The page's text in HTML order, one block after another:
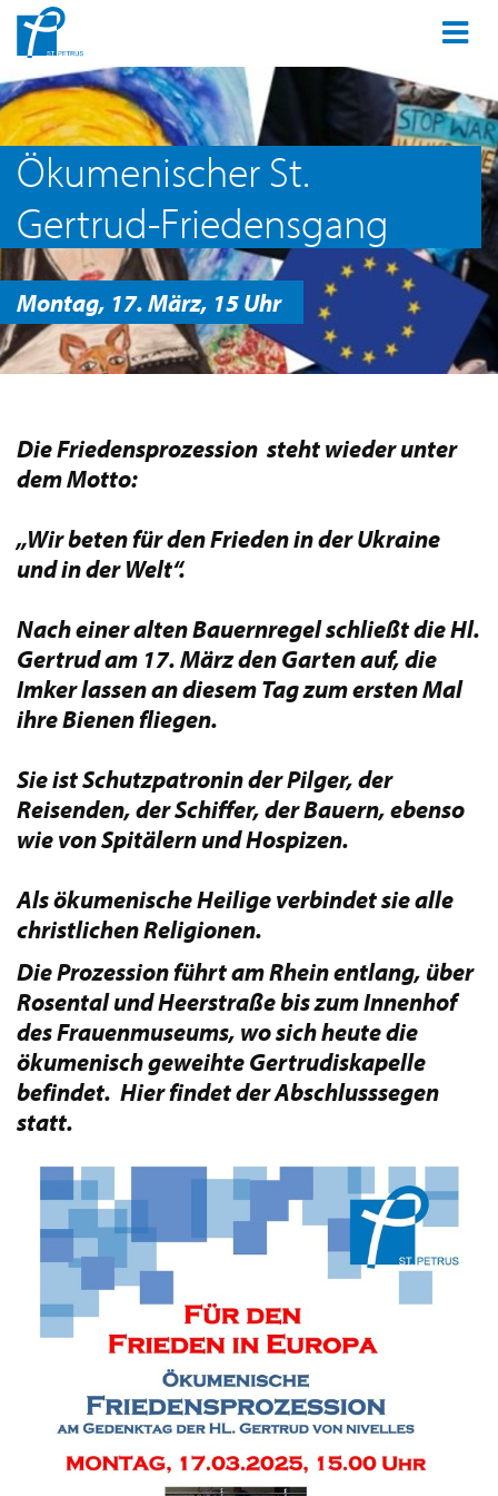
Ökumenischer St.
Gertrud-Friedensgang
Montag, 17. März, 15 Uhr
Die Friedensprozession steht wieder unter
dem Motto:
„Wir beten fürdenFrieden in der Ukraine
und in der Welt“.
Nach einer alten Bauernregel schließt die Hl.
Gertrud am 17. März den Garten auf, die
Imker lassen an diesem Tag zum ersten Mal
ihre Bienen fliegen.
Sie ist Schutzpatronin der Pilger, der
Reisenden, der Schiffer, der Bauern, ebenso
wie von Spitälern und Hospizen.
Als ökumenische Heilige verbindet sie alle
christlichen Religionen.
Die Prozession führt am Rhein entlang, über
Rosental und Heerstraße bis zum Innenhof
des Frauenmuseums, wo sich heute die
ökumenisch geweihte Gertrudiskapelle
befindet. Hier findet der Abschlusssegen
statt.